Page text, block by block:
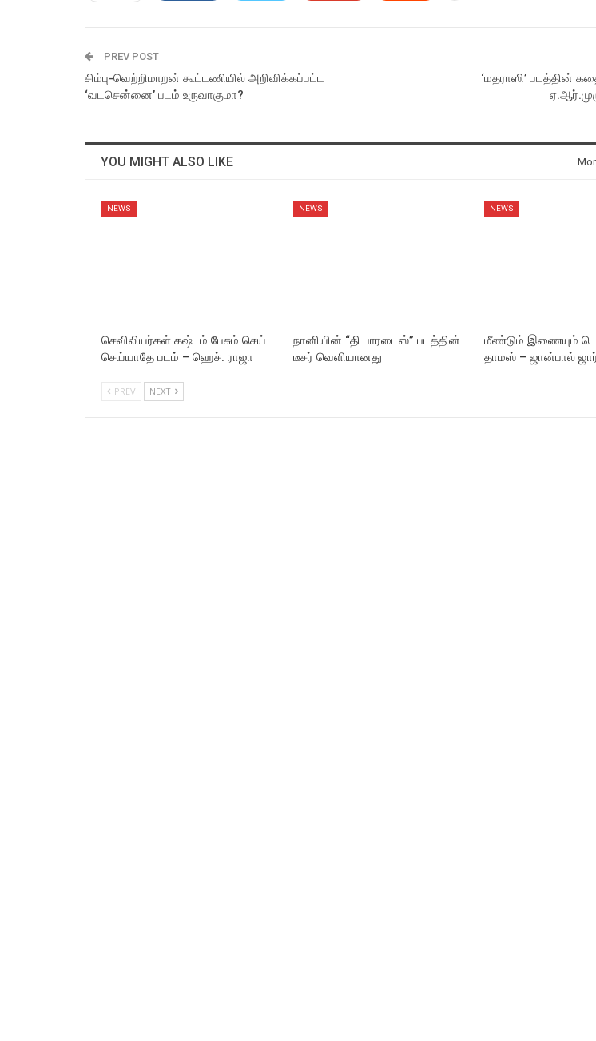
PREV POST
சிம்பு-வெற்றிமாறன் கூட்டணியில் அறிவிக்கப்பட்ட
‘வடசென்னை’ படம் உருவாகுமா?
‘மதராஸி’ படத்தின்
YOU MIGHT ALSO LIKE
NEWS
செவிலியர்கள் கஷ்டம் பேசும் செய்
செய்யாதே படம் – ஹெச். ராஜா
NEWS
நானியின் “தி பாரடைஸ்” படத்தின்
டீசர் வெளியானது
NEWS
மீண்டும் இணையும்
தாமஸ் – ஜான்பால்
PREV NEXT